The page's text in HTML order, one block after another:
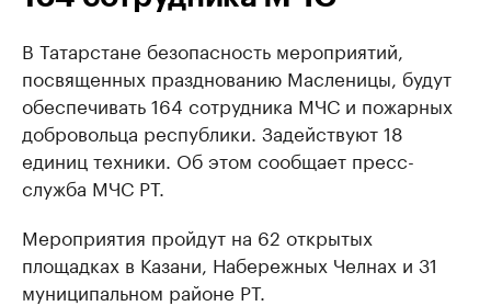
В Татарстане безопасность мероприятий,
посвященных празднованию Масленицы, будут
обеспечивать 164 сотрудника МЧС и пожарных
добровольца республики. Задействуют 18
единиц техники. Об этом сообщает пресс-
служба МЧС РТ.
Мероприятия пройдут на 62 открытых
площадках в Казани, Набережных Челнах и 31
муниципальном районе РТ.